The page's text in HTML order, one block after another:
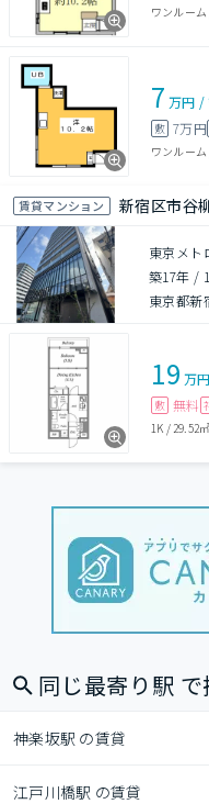
ワンルーム
7 万円 /
敷 7万円
ワンルーム
賃貸マンション 新宿区市谷
東京メト
築17年 /
東京都新
19 万円
敷 無料
1K / 29.52㎡
同じ最寄り駅 で
神楽坂駅 の賃貸
江戸川橋駅 の賃貸